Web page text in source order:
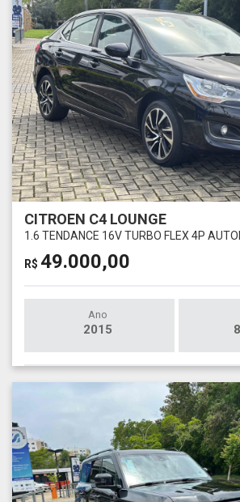
CITROEN C4 LOUNGE
1.6 TENDANCE 16V TURBO FLEX 4P
R$ 49.000,00
Ano
2015